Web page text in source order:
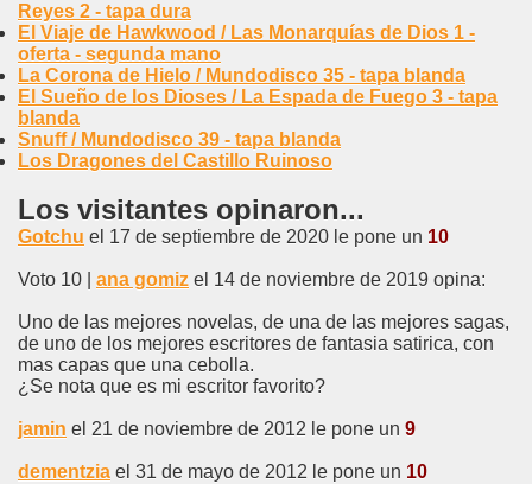
Reyes 2 - tapa dura
El Viaje de Hawkwood / Las Monarquías de Dios 1 -
oferta - segunda mano
La Corona de Hielo / Mundodisco 35 - tapa blanda
El Sueño de los Dioses / La Espada de Fuego 3 - tapa
blanda
Snuff / Mundodisco 39 - tapa blanda
Los Dragones del Castillo Ruinoso
Los visitantes opinaron...
Gotchu el 17 de septiembre de 2020 le pone un 10
Voto 10 | ana gomiz el 14 de noviembre de 2019 opina:
Uno de las mejores novelas, de una de las mejores sagas,
de uno de los mejores escritores de fantasia satirica, con
mas capas que una cebolla.
¿Se nota que es mi escritor favorito?
jamin el 21 de noviembre de 2012 le pone un 9
dementzia el 31 de mayo de 2012 le pone un 10